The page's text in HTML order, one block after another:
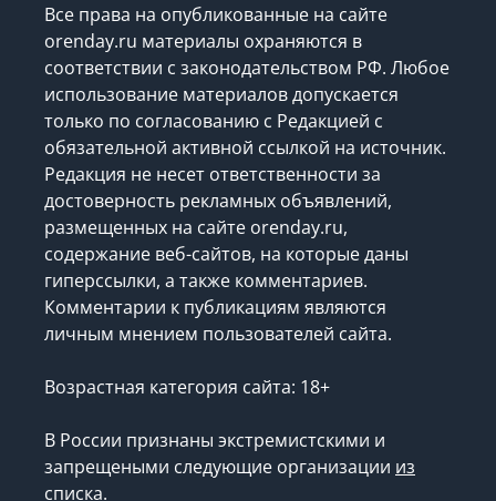
Все права на опубликованные на сайте
orenday.ru материалы охраняются в
соответствии с законодательством РФ. Любое
использование материалов допускается
только по согласованию с Редакцией с
обязательной активной ссылкой на источник.
Редакция не несет ответственности за
достоверность рекламных объявлений,
размещенных на сайте orenday.ru,
содержание веб-сайтов, на которые даны
гиперссылки, а также комментариев.
Комментарии к публикациям являются
личным мнением пользователей сайта.
Возрастная категория сайта: 18+
В России признаны экстремистскими и
запрещеными следующие организации из
списка.